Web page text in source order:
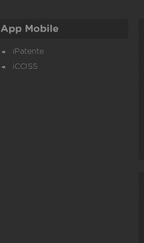
App Mobile
iPatente
iCCISS